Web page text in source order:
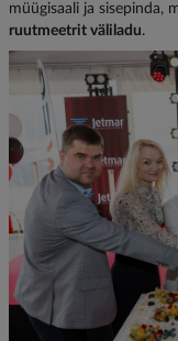
müügisaali ja sisepinda,
ruutmeetrit väliladu.